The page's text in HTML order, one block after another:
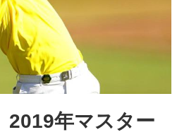
2019年マスター